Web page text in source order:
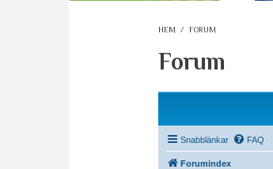
HEM / FORUM
Forum